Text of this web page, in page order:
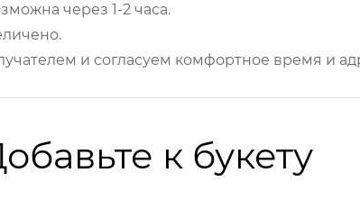
через 1-2 часа.
и согласуем комфортное время и
к букету